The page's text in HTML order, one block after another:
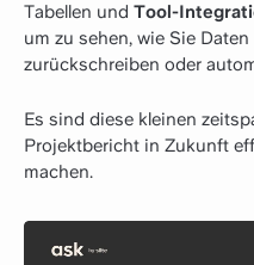
Tabellen und Tool-
um zu sehen, wie Sie
zurückschreiben oder
Es sind diese kleinen
Projektbericht in Zukunft
machen.